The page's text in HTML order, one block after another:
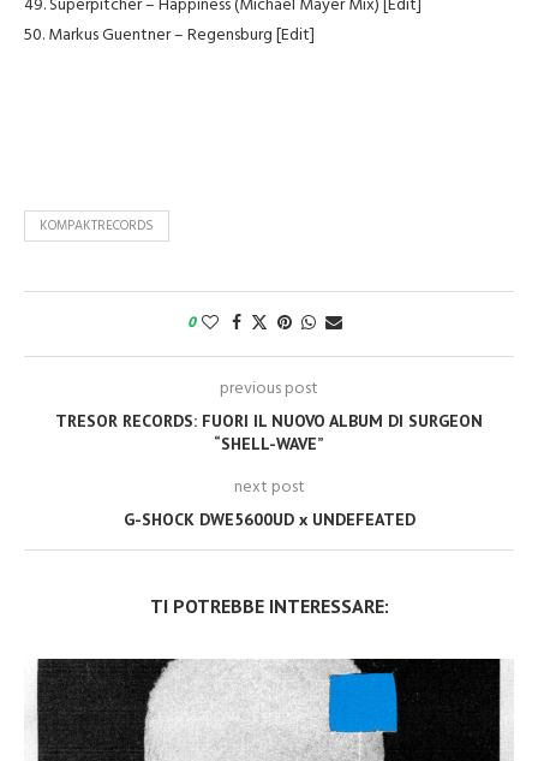
49. Superpitcher – Happiness (Michael Mayer Mix) [Edit]
50. Markus Guentner – Regensburg [Edit]
KOMPAKTRECORDS
0
previous post
TRESOR RECORDS: FUORI IL NUOVO ALBUM DI SURGEON
“SHELL-WAVE”
next post
G-SHOCK DWE5600UD x UNDEFEATED
TI POTREBBE INTERESSARE: